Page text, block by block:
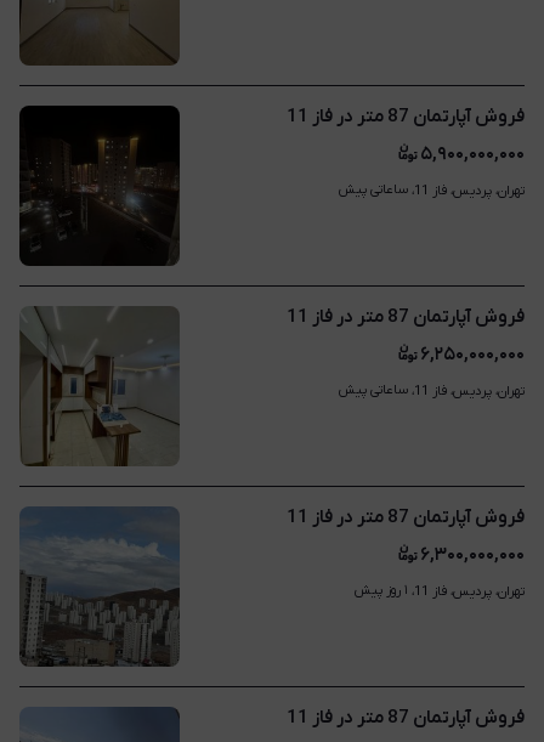
فروش آپارتمان 87 متر در فاز 11
۵,۹۰۰,۰۰۰,۰۰۰
تهران، پردیس، فاز 11، ساعاتی پیش
فروش آپارتمان 87 متر در فاز 11
۶,۲۵۰,۰۰۰,۰۰۰
تهران، پردیس، فاز 11، ساعاتی پیش
فروش آپارتمان 87 متر در فاز 11
۶,۳۰۰,۰۰۰,۰۰۰
تهران، پردیس، فاز 11، ۱ روز پیش
فروش آپارتمان 87 متر در فاز 11